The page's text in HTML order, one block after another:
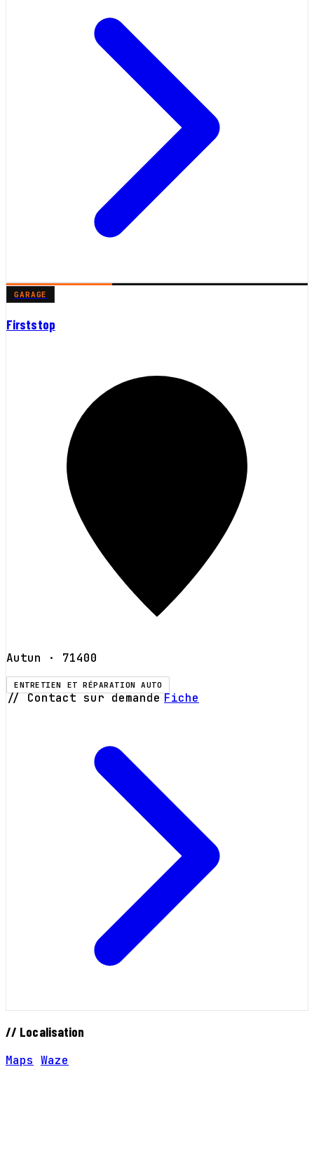
GARAGE
Firststop
Autun · 71400
ENTRETIEN ET RÉPARATION AUTO
// Contact sur demande Fiche
// Localisation
Maps Waze